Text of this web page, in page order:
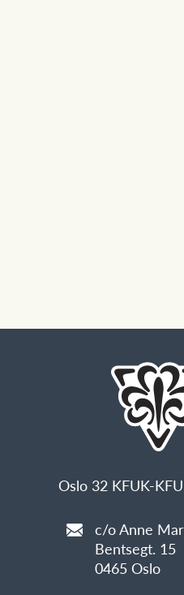
Oslo 32 KFUK-
c/o Anne
Bentsegt. 15
0465 Oslo